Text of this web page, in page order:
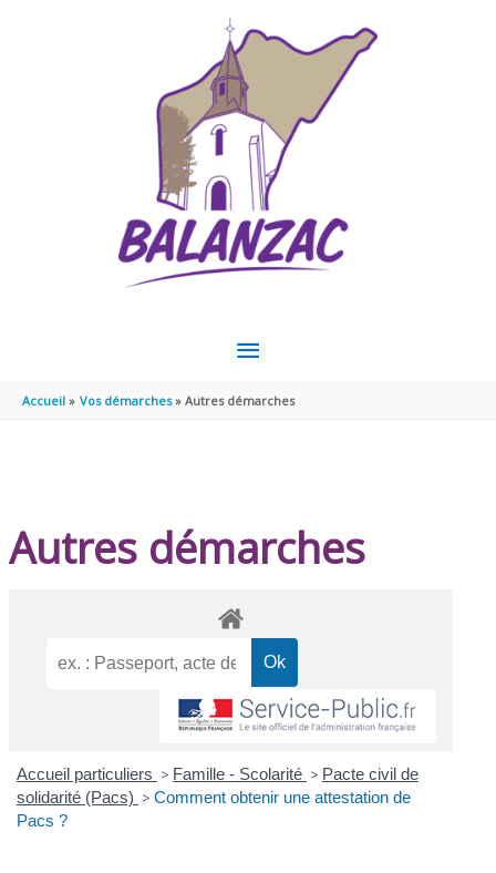
MENU
PRINCIPAL
Accueil Vos démarches Autres démarches
Autres démarches
Accueil particuliers > Famille - Scolarité > Pacte civil de
solidarité (Pacs) > Comment obtenir une attestation de
Pacs ?